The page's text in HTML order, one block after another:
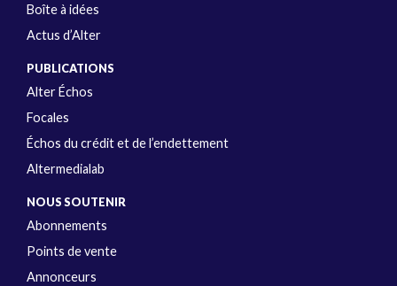
Boîte à idées
Actus d’Alter
PUBLICATIONS
Alter Échos
Focales
Échos du crédit et de l’endettement
Altermedialab
NOUS SOUTENIR
Abonnements
Points de vente
Annonceurs